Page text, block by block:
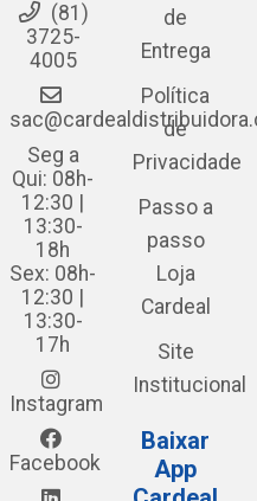
(81)
3725-
4005
Seg a
Qui: 08h-
12:30 |
13:30-
18h
Sex: 08h-
12:30 |
13:30-
17h
Instagram
Facebook
de
Entrega
Política
de
Privacidade
Passo a
passo
Loja
Cardeal
Site
Institucional
Baixar
App